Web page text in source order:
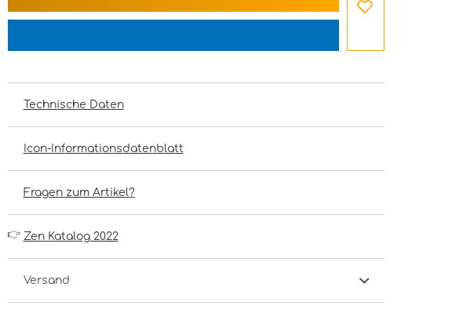
Technische Daten
Icon-Informationsdatenblatt
Fragen zum Artikel?
👉 Zen Katalog 2022
Versand